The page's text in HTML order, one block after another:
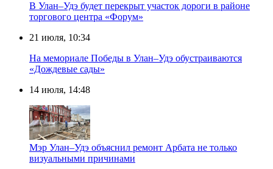
В Улан–Удэ будет перекрыт участок дороги в районе
торгового центра «Форум»
21 июля, 10:34
На мемориале Победы в Улан–Удэ обустраиваются
«Дождевые сады»
14 июля, 14:48
Мэр Улан–Удэ объяснил ремонт Арбата не только
визуальными причинами